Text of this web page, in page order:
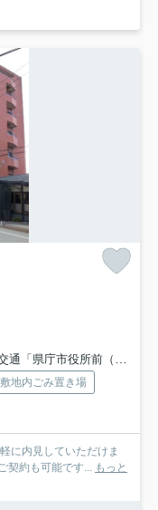
所前（秋田県）」 停歩3分
敷地内ごみ置き場
に内見していただけま
契約も可能です... もっと